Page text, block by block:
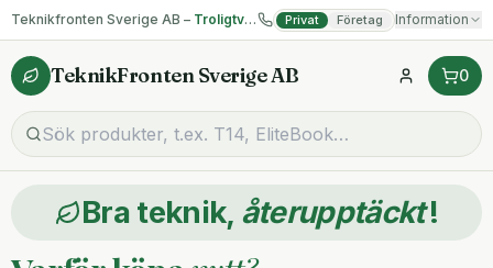
Teknikfronten Sverige AB – Troligtvis billigast på begagnad IT! Privat Företag Information
TeknikFronten Sverige AB 0
Bra teknik, återupptäckt!